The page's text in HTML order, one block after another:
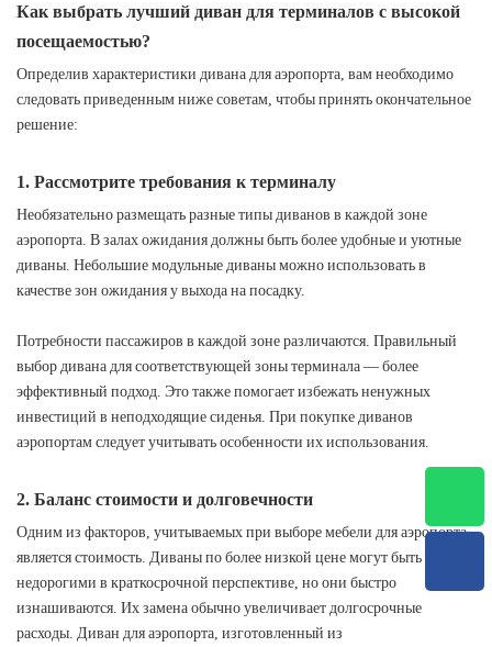
Как выбрать лучший диван для терминалов с высокой
посещаемостью?
Определив характеристики дивана для аэропорта, вам необходимо
следовать приведенным ниже советам, чтобы принять окончательное
решение:
1. Рассмотрите требования к терминалу
Необязательно размещать разные типы диванов в каждой зоне
аэропорта. В залах ожидания должны быть более удобные и уютные
диваны. Небольшие модульные диваны можно использовать в
качестве зон ожидания у выхода на посадку.
Потребности пассажиров в каждой зоне различаются. Правильный
выбор дивана для соответствующей зоны терминала — более
эффективный подход. Это также помогает избежать ненужных
инвестиций в неподходящие сиденья. При покупке диванов
аэропортам следует учитывать особенности их использования.
2. Баланс стоимости и долговечности
Одним из факторов, учитываемых при выборе мебели для аэропорта,
является стоимость. Диваны по более низкой цене могут быть
недорогими в краткосрочной перспективе, но они быстро
изнашиваются. Их замена обычно увеличивает долгосрочные
расходы. Диван для аэропорта, изготовленный из